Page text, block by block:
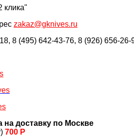
клика"
zakaz@gknives.ru
8 (495) 642-43-76, 8 (926) 656-26-
на доставку по Москве
700 Р